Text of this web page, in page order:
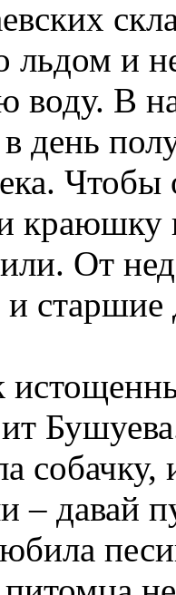
льдом и
воду. В
день
краюшку
От
старшие
– давай